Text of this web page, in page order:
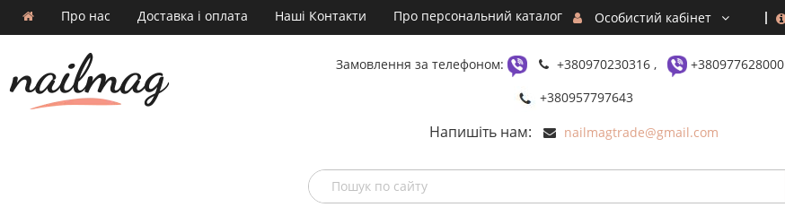
Про нас Доставка і оплата Наші Контакти Про персональний каталог Особистий кабінет
Замовлення за телефоном: +380970230316 ,
+380977628000
+380957797643
Напишіть нам: nailmagtrade@gmail.com